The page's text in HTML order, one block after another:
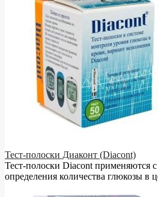
Тест-полоски Диаконт (Diacont)
Тест-полоски Diacont применяются
определения количества глюкозы в